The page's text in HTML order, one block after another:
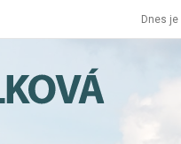
Dnes je